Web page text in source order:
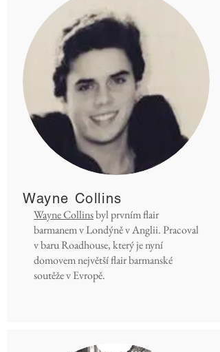
Wayne Collins
Wayne Collinsbyl prvním flair
barmanem v Londýně v Anglii. Pracoval
v baru Roadhouse, který je nyní
domovem největší flair barmanské
soutěže v Evropě.